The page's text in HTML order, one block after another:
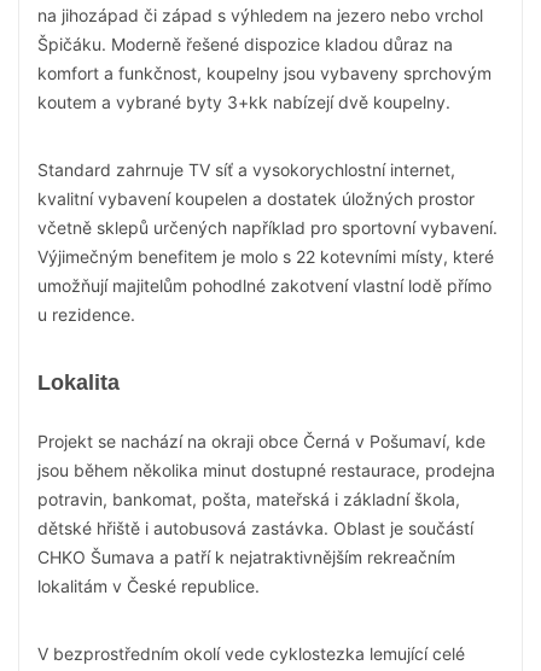
na jihozápad či západ s výhledem na jezero nebo vrchol
Špičáku. Moderně řešené dispozice kladou důraz na
komfort a funkčnost, koupelny jsou vybaveny sprchovým
koutem a vybrané byty 3+kk nabízejí dvě koupelny.
Standard zahrnuje TV síť a vysokorychlostní internet,
kvalitní vybavení koupelen a dostatek úložných prostor
včetně sklepů určených například pro sportovní vybavení.
Výjimečným benefitem je molo s 22 kotevními místy, které
umožňují majitelům pohodlné zakotvení vlastní lodě přímo
u rezidence.
Lokalita
Projekt se nachází na okraji obce Černá v Pošumaví, kde
jsou během několika minut dostupné restaurace, prodejna
potravin, bankomat, pošta, mateřská i základní škola,
dětské hřiště i autobusová zastávka. Oblast je součástí
CHKO Šumava a patří k nejatraktivnějším rekreačním
lokalitám v České republice.
V bezprostředním okolí vede cyklostezka lemující celé